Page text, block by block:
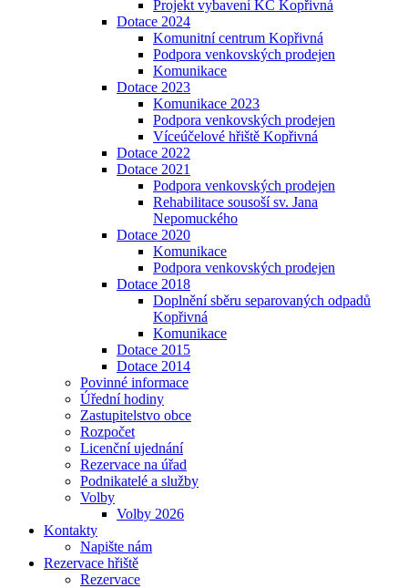
Projekt vybavení KC Kopřivná
Dotace 2024
Komunitní centrum Kopřivná
Podpora venkovských prodejen
Komunikace
Dotace 2023
Komunikace 2023
Podpora venkovských prodejen
Víceúčelové hřiště Kopřivná
Dotace 2022
Dotace 2021
Podpora venkovských prodejen
Rehabilitace sousoší sv. Jana
Nepomuckého
Dotace 2020
Komunikace
Podpora venkovských prodejen
Dotace 2018
Doplnění sběru separovaných odpadů
Kopřivná
Komunikace
Dotace 2015
Dotace 2014
Povinné informace
Úřední hodiny
Zastupitelstvo obce
Rozpočet
Licenční ujednání
Rezervace na úřad
Podnikatelé a služby
Volby
Volby 2026
Kontakty
Napište nám
Rezervace hřiště
Rezervace